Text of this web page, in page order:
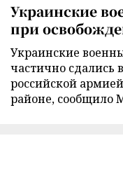
Украинские
при
Украинские
частично сдались
российской
районе, сообщило